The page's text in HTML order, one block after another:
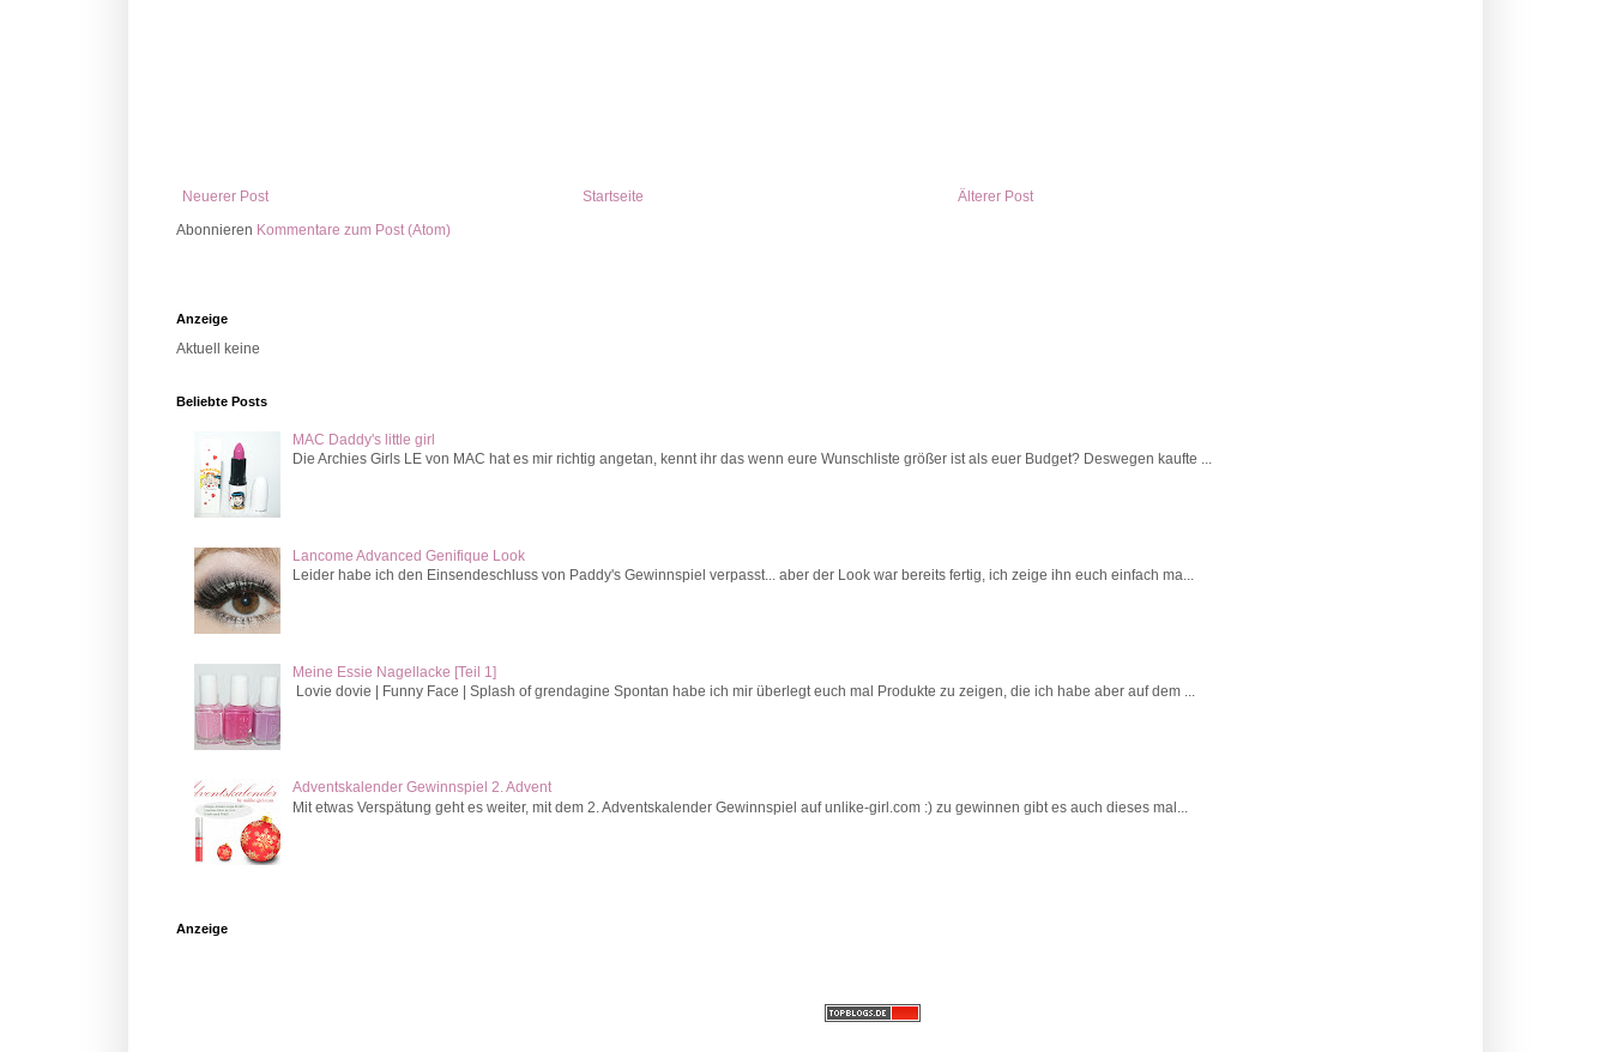
Neuerer Post Älterer Post
Startseite
Abonnieren Kommentare zum Post (Atom)
Anzeige
Aktuell keine
Beliebte Posts
MAC Daddy's little girl
Die Archies Girls LE von MAC hat es mir richtig angetan, kennt ihr das wenn eure Wunschliste größer ist als euer Budget? Deswegen kaufte ...
Lancome Advanced Genifique Look
Leider habe ich den Einsendeschluss von Paddy's Gewinnspiel verpasst... aber der Look war bereits fertig, ich zeige ihn euch einfach ma...
Meine Essie Nagellacke [Teil 1]
Lovie dovie | Funny Face | Splash of grendagine Spontan habe ich mir überlegt euch mal Produkte zu zeigen, die ich habe aber auf dem ...
Adventskalender Gewinnspiel 2. Advent
Mit etwas Verspätung geht es weiter, mit dem 2. Adventskalender Gewinnspiel auf unlike-girl.com :) zu gewinnen gibt es auch dieses mal...
Anzeige